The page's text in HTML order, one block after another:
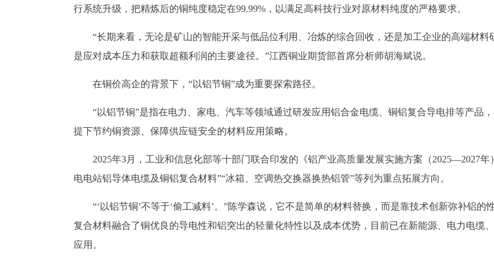
行系统升级，把精炼后的铜纯度稳定在99.99%，以满足高科技行业对原材料纯度的严格要求。
“长期来看，无论是矿山的智能开采与低品位利用、冶炼的综合回收，还是加工企业的高端材料
是应对成本压力和获取超额利润的主要途径。”江西铜业期货部首席分析师胡海斌说。
在铜价高企的背景下，“以铝节铜”成为重要探索路径。
“以铝节铜”是指在电力、家电、汽车等领域通过研发应用铝合金电缆、铜铝复合导电排等产品
提下节约铜资源、保障供应链安全的材料应用策略。
2025年3月，工业和信息化部等十部门联合印发的《铝产业高质量发展实施方案（2025—2027年
电电站铝导体电缆及铜铝复合材料”“冰箱、空调热交换器换热铝管”等列为重点拓展方向。
“‘以铝节铜’不等于‘偷工减料’。”陈学森说，它不是简单的材料替换，而是靠技术创新弥补铝的
复合材料融合了铜优良的导电性和铝突出的轻量化特性以及成本优势，目前已在新能源、电力电缆
应用。